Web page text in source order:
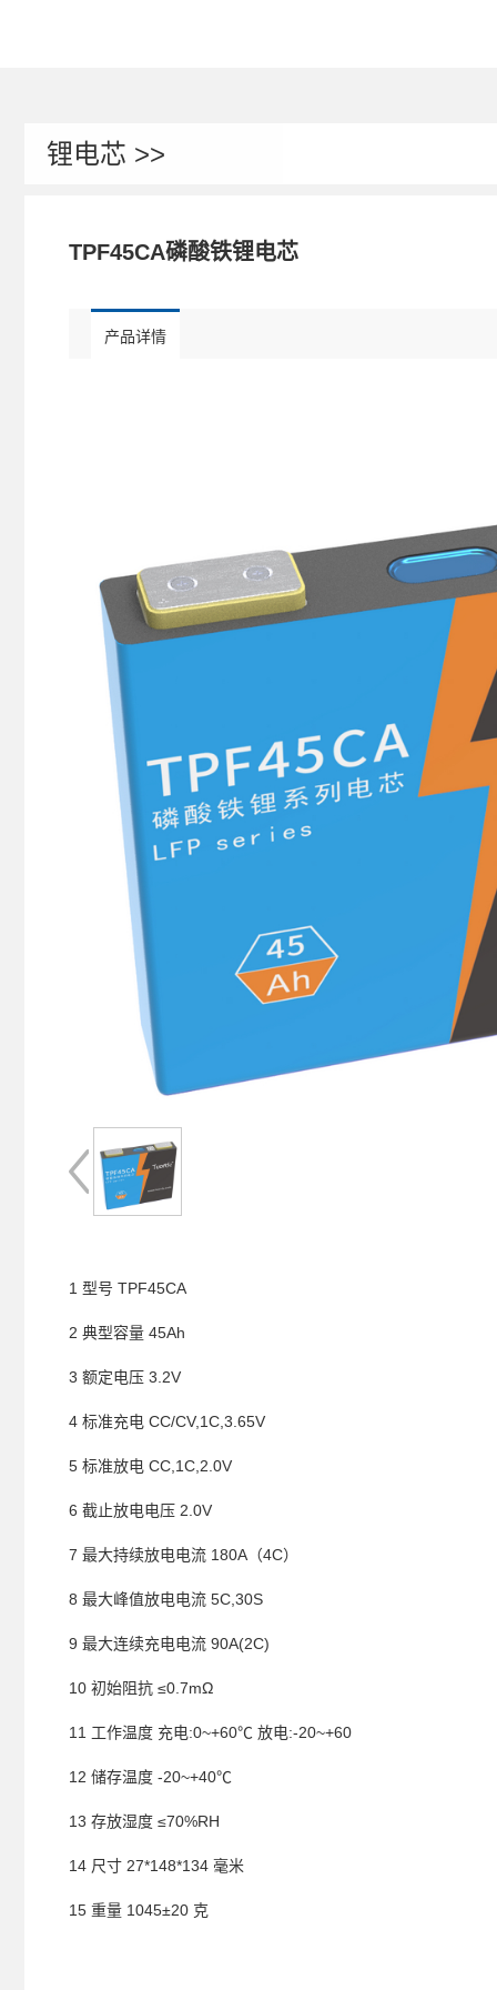
锂电芯 >>
TPF45CA磷酸铁锂电芯
产品详情
1 型号 TPF45CA
2 典型容量 45Ah
3 额定电压 3.2V
4 标准充电 CC/CV,1C,3.65V
5 标准放电 CC,1C,2.0V
6 截止放电电压 2.0V
7 最大持续放电电流 180A（4C）
8 最大峰值放电电流 5C,30S
9 最大连续充电电流 90A(2C)
10 初始阻抗 ≤0.7mΩ
11 工作温度 充电:0~+60℃ 放电:-20~+60
12 储存温度 -20~+40℃
13 存放湿度 ≤70%RH
14 尺寸 27*148*134 毫米
15 重量 1045±20 克